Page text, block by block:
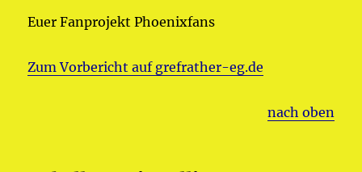
Euer Fanprojekt Phoenixfans
Zum Vorbericht auf grefrather-eg.de
nach oben